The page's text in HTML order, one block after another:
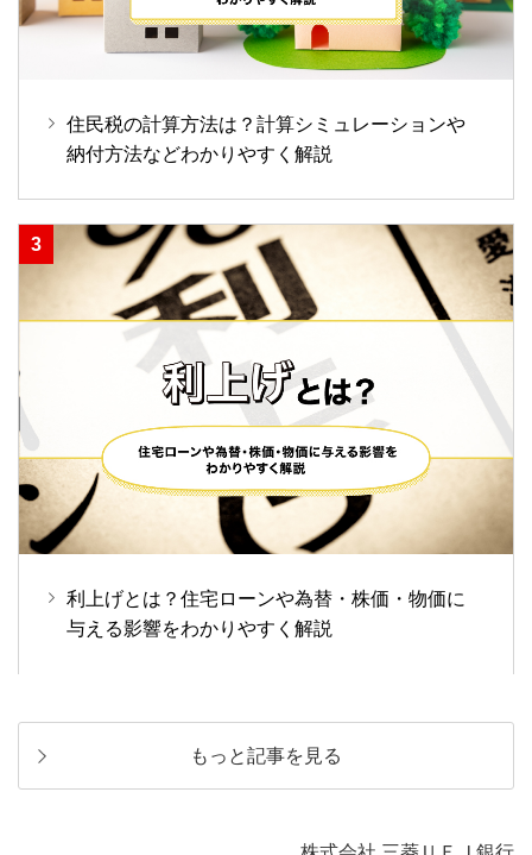
住民税の計算方法は？計算シミュレーションや
納付方法などわかりやすく解説
利上げとは？住宅ローンや為替・株価・物価に
与える影響をわかりやすく解説
もっと記事を見る